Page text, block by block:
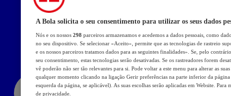
A Bola solicita o seu consentimento para utilizar os seus dados
Nós e os nossos 298 parceiros armazenamos e acedemos a dados pessoais, como
no seu dispositivo. Se selecionar «Aceito», permite que as tecnologias de rastreio
e os nossos parceiros tratamos dados para as seguintes finalidades». Se, pelo
seu consentimento, estas tecnologias serão desativadas. Se os rastreadores forem
vê poderão não ser tão relevantes para si. Pode voltar a este menu para alterar as
qualquer momento clicando na ligação Gerir preferências na parte inferior da
esquerda da página, se aplicável). As suas escolhas serão aplicadas em Website.
de privacidade.